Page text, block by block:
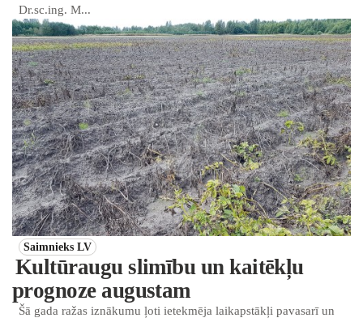
Dr.sc.ing. M...
Saimnieks LV
Kultūraugu slimību un kaitēkļu
prognoze augustam
Šā gada ražas iznākumu ļoti ietekmēja laikapstākļi pavasarī un